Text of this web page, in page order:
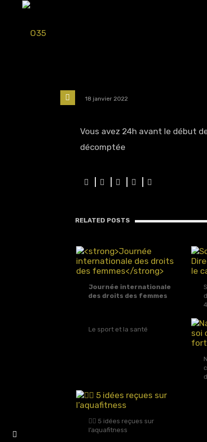
18 janvier 2022
Vous avez 24h avant le début
décomptée
RELATED POSTS
Journée internationale
des droits des femmes
Le sport et la santé
🏊‍♀️ 5 idées reçues sur
l’aquafitness